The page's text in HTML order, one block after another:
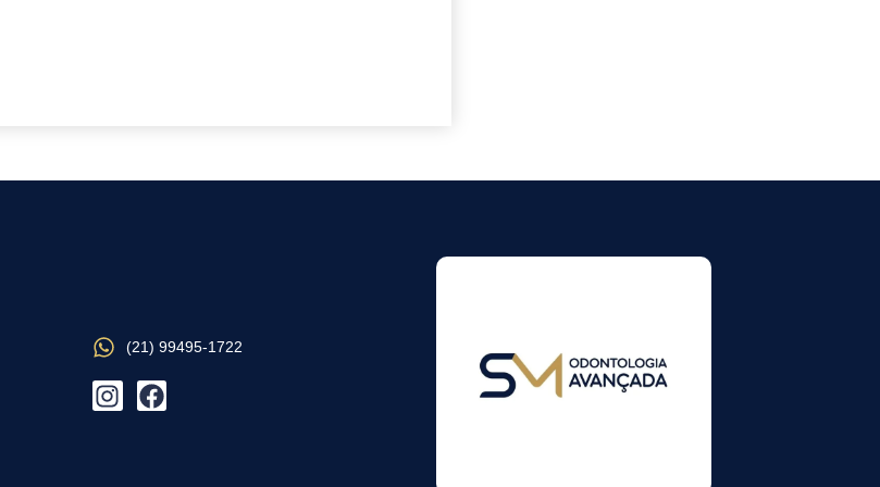
(21) 99495-1722